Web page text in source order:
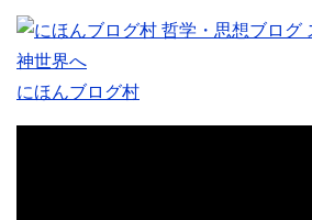
にほんブログ村